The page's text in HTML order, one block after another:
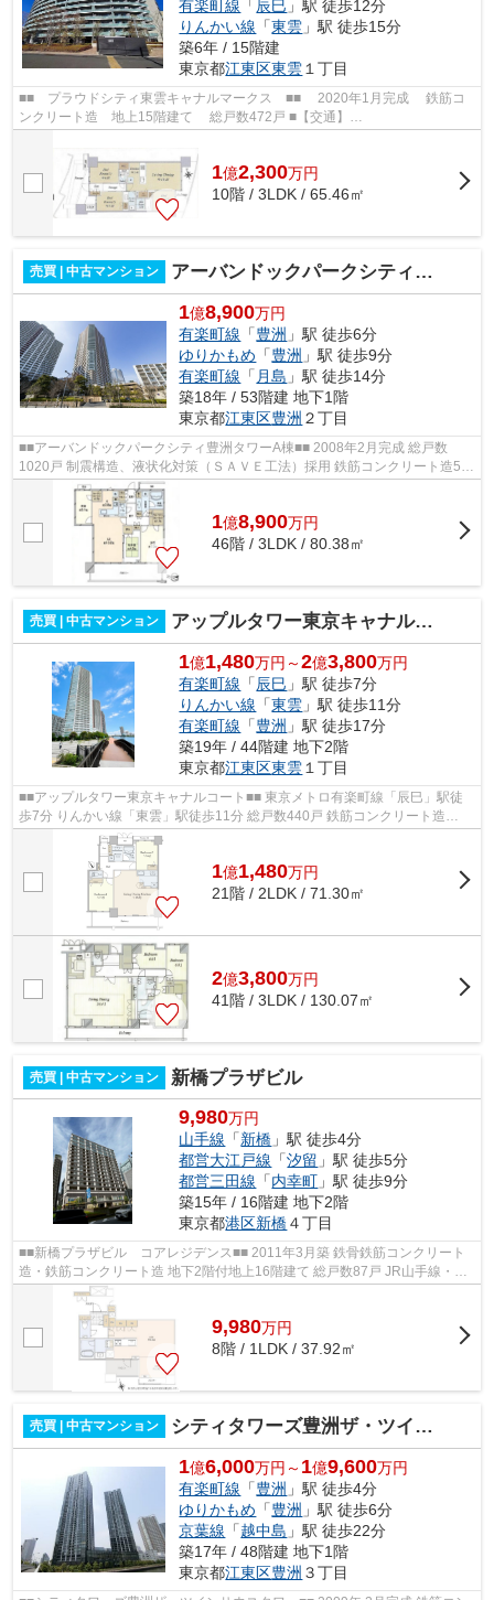
有楽町線 「 辰巳 」駅 徒歩12分
りんかい線 「東雲 」駅 徒歩15分
築6年 / 15階建
東京都江東区東雲 １丁目
■■ プラウドシティ東雲キャナルマークス ■■ 2020年1月完成 鉄筋コ
ンクリート造 地上15階建て 総戸数472戸 ■【交通】
1億2,300万円
10階 / 3LDK / 65.46㎡
売買 | 中古マンション アーバンドックパークシティ豊洲 タワーA棟
1億8,900万円
有楽町線 「豊洲 」駅 徒歩6分
ゆりかもめ 「豊洲 」駅 徒歩9分
有楽町線 「 月島 」駅 徒歩14分
築18年 / 53階建 地下1階
東京都江東区豊洲 ２丁目
■■アーバンドックパークシティ豊洲タワーA棟■■ 2008年2月完成 総戸数
1020戸 制震構造、液状化対策（ＳＡＶＥ工法）採用 鉄筋コンクリート造53
階建て 東京メトロ有楽町線「豊洲」駅徒...
1億8,900万円
46階 / 3LDK / 80.38㎡
売買 | 中古マンション アップルタワー東京キャナルコート
1億1,480万円～2億3,800万円
有楽町線 「 辰巳 」駅 徒歩7分
りんかい線 「東雲 」駅 徒歩11分
有楽町線 「豊洲 」駅 徒歩17分
築19年 / 44階建 地下2階
東京都江東区東雲 １丁目
■■アップルタワー東京キャナルコート■■ 東京メトロ有楽町線「辰巳」駅徒
歩7分 りんかい線「東雲」駅徒歩11分 総戸数440戸 鉄筋コンクリート造
（RC）地下2階付地上44階建 2007年2月完...
1億1,480万円
21階 / 2LDK / 71.30㎡
2億3,800万円
41階 / 3LDK / 130.07㎡
売買 | 中古マンション 新橋プラザビル
9,980万円
山手線 「新橋 」駅 徒歩4分
都営大江戸線 「汐留 」駅 徒歩5分
都営三田線 「内幸町 」駅 徒歩9分
築15年 / 16階建 地下2階
東京都港区新橋４丁目
■■新橋プラザビル コアレジデンス■■ 2011年3月築 鉄骨鉄筋コンクリート
造・鉄筋コンクリート造 地下2階付地上16階建て 総戸数87戸 JR山手線・都
営浅草線「新橋」駅徒歩4分 都営大江...
9,980万円
8階 / 1LDK / 37.92㎡
売買 | 中古マンション シティタワーズ豊洲ザ・ツインサウスタワー
1億6,000万円～ 1億9,600万円
有楽町線 「豊洲 」駅 徒歩4分
ゆりかもめ 「豊洲 」駅 徒歩6分
京葉線 「越中島 」駅 徒歩22分
築17年 / 48階建 地下1階
東京都江東区豊洲 ３丁目